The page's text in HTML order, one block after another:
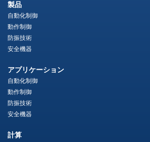
製品
自動化制御
動作制御
防振技術
安全機器
アプリケーション
自動化制御
動作制御
防振技術
安全機器
計算